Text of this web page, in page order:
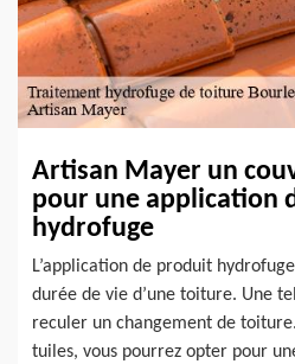
Artisan Mayer un
pour une application
hydrofuge
L’application de produit
durée de vie d’une toiture. Une
reculer un changement de
tuiles, vous pourrez opter pour